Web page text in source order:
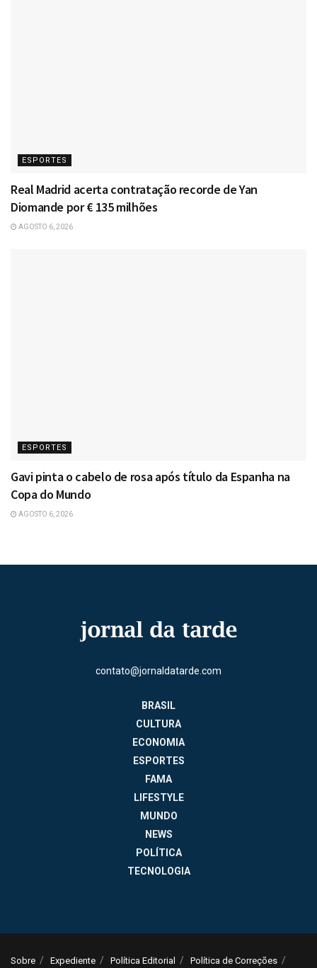
ESPORTES
Real Madrid acerta contratação recorde de Yan
Diomande por € 135 milhões
AGOSTO 6, 2026
ESPORTES
Gavi pinta o cabelo de rosa após título da Espanha na
Copa do Mundo
AGOSTO 6, 2026
contato@jornaldatarde.com
BRASIL
CULTURA
ECONOMIA
ESPORTES
FAMA
LIFESTYLE
MUNDO
NEWS
POLÍTICA
TECNOLOGIA
Sobre Expediente Política Editorial Política de Correções